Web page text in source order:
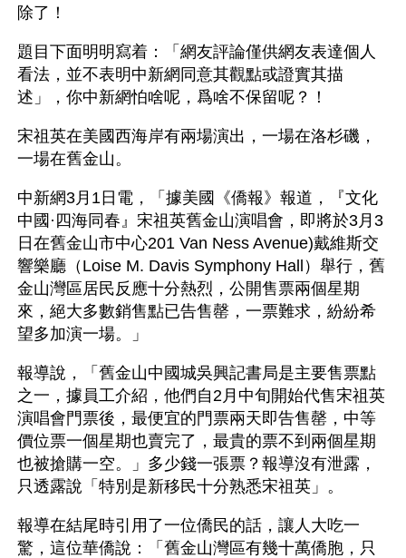
除了！
題目下面明明寫着：「網友評論僅供網友表達個人
看法，並不表明中新網同意其觀點或證實其描
述」，你中新網怕啥呢，爲啥不保留呢？！
宋祖英在美國西海岸有兩場演出，一場在洛杉磯，
一場在舊金山。
中新網3月1日電，「據美國《僑報》報道，『文化
中國·四海同春』宋祖英舊金山演唱會，即將於3月3
日在舊金山市中心201 Van Ness Avenue)戴維斯交
響樂廳（Loise M. Davis Symphony Hall）舉行，舊
金山灣區居民反應十分熱烈，公開售票兩個星期
來，絕大多數銷售點已告售罄，一票難求，紛紛希
望多加演一場。」
報導說，「舊金山中國城吳興記書局是主要售票點
之一，據員工介紹，他們自2月中旬開始代售宋祖英
演唱會門票後，最便宜的門票兩天即告售罄，中等
價位票一個星期也賣完了，最貴的票不到兩個星期
也被搶購一空。」多少錢一張票？報導沒有泄露，
只透露說「特別是新移民十分熟悉宋祖英」。
報導在結尾時引用了一位僑民的話，讓人大吃一
驚，這位華僑說：「舊金山灣區有幾十萬僑胞，只